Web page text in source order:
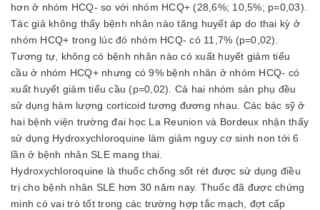
hơn ở nhóm HCQ- so với nhóm HCQ+ (28,6%; 10,5%; p=0,03).
Tác giả không thấy bệnh nhân nào tăng huyết áp do thai kỳ ở
nhóm HCQ+ trong lúc đó nhóm HCQ- có 11,7% (p=0,02).
Tương tự, không có bệnh nhân nào có xuất huyết giảm tiểu
cầu ở nhóm HCQ+ nhưng có 9% bệnh nhân ở nhóm HCQ- có
xuất huyết giảm tiểu cầu (p=0,02). Cả hai nhóm sản phụ đều
sử dụng hàm lượng corticoid tương đương nhau. Các bác sỹ ở
hai bệnh viện trường đai học La Reunion và Bordeux nhận thấy
sử dụng Hydroxychloroquine làm giảm nguy cơ sinh non tới 6
lần ở bệnh nhân SLE mang thai.
Hydroxychloroquine là thuốc chống sốt rét được sử dụng điều
trị cho bệnh nhân SLE hơn 30 năm nay. Thuốc đã được chứng
minh có vai trò tốt trong các trường hợp tắc mạch, đợt cấp